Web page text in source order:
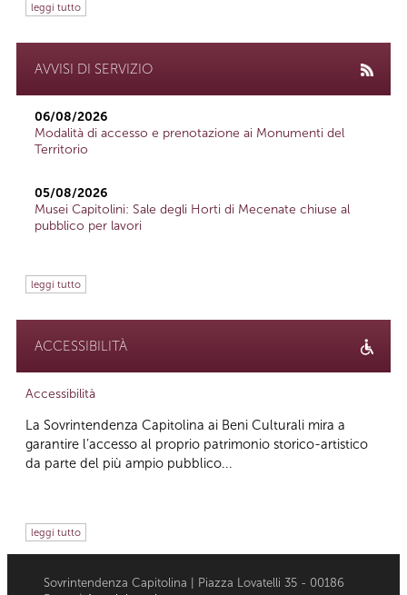
leggi tutto
AVVISI DI SERVIZIO
06/08/2026
Modalità di accesso e prenotazione ai Monumenti del
Territorio
05/08/2026
Musei Capitolini: Sale degli Horti di Mecenate chiuse al
pubblico per lavori
leggi tutto
ACCESSIBILITÀ
Accessibilità
La Sovrintendenza Capitolina ai Beni Culturali mira a
garantire l’accesso al proprio patrimonio storico-artistico
da parte del più ampio pubblico...
leggi tutto
Sovrintendenza Capitolina | Piazza Lovatelli 35 - 00186